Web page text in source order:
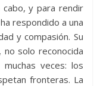
cabo, y para rendir
respondido a una
y compasión. Su
no solo reconocida
veces: los
fronteras. La